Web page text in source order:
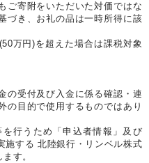
ご寄附をいただいた対価ではな
づき、お礼の品は一時所得に該
万円)を超えた場合は課税対象
の受付及び入金に係る確認・連
の目的で使用するものではあり
行うため「申込者情報」及び
施する 北陸銀行・リンベル株式
す。